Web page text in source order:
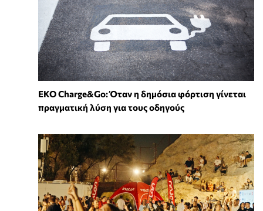
EKO Charge&Go: Όταν η δημόσια φόρτιση γίνεται
πραγματική λύση για τους οδηγούς